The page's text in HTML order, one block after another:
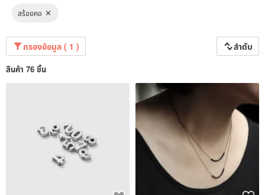
สร้อยคอ
กรองข้อมูล ( 1 ) ลำดับ
สินค้า 76 ชิ้น